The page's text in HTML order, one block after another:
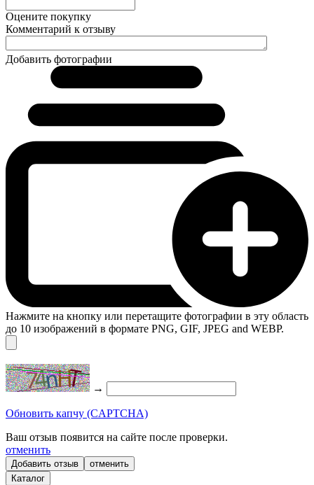
Оцените покупку
Комментарий к отзыву
Добавить фотографии
Нажмите на кнопку или перетащите фотографии в эту область
до 10 изображений в формате PNG, GIF, JPEG and WEBP.
→
Обновить капчу (CAPTCHA)
Ваш отзыв появится на сайте после проверки.
отменить
отменить
Каталог